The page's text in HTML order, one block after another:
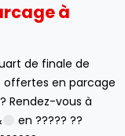
à
de finale de
offertes en parcage
Rendez-vous à
en ????? ??